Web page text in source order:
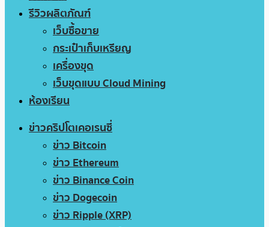
รีวิวผลิตภัณฑ์
เว็บซื้อขาย
กระเป๋าเก็บเหรียญ
เครื่องขุด
เว็บขุดแบบ Cloud Mining
ห้องเรียน
ข่าวคริปโตเคอเรนซี่
ข่าว Bitcoin
ข่าว Ethereum
ข่าว Binance Coin
ข่าว Dogecoin
ข่าว Ripple (XRP)